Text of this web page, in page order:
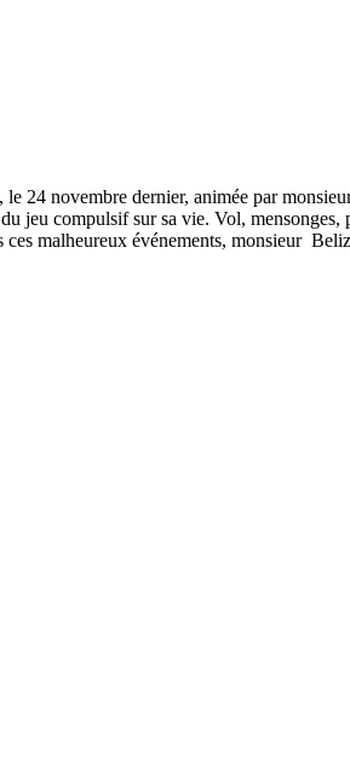
24 novembre dernier, animée par
jeu compulsif sur sa vie. Vol, mensonges,
malheureux événements, monsieur